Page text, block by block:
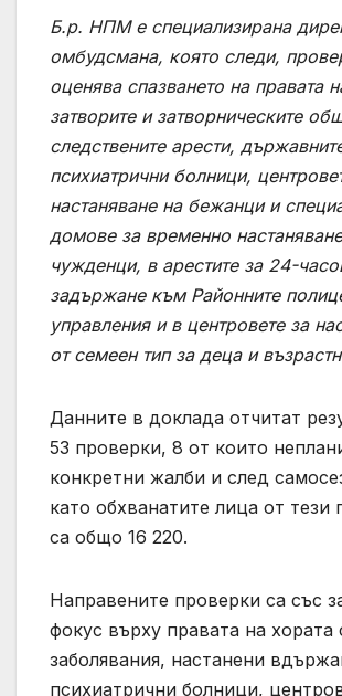
Б.р. НПМ е специализирана
омбудсмана, която следи,
оценява спазването на правата
затворите и затворническите
следствените арести,
психиатрични болници,
настаняване на бежанци и
домове за временно
чужденци, в арестите за 24-
задържане към Районните
управления и в центровете за
от семеен тип за деца и
Данните в доклада отчитат
53 проверки, 8 от които
конкретни жалби и след
като обхванатите лица от тези
са общо 16 220.
Направените проверки са със
фокус върху правата на хората
заболявания, настанени
психиатрични болници,